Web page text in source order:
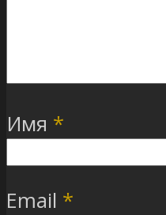
Имя *
Email *